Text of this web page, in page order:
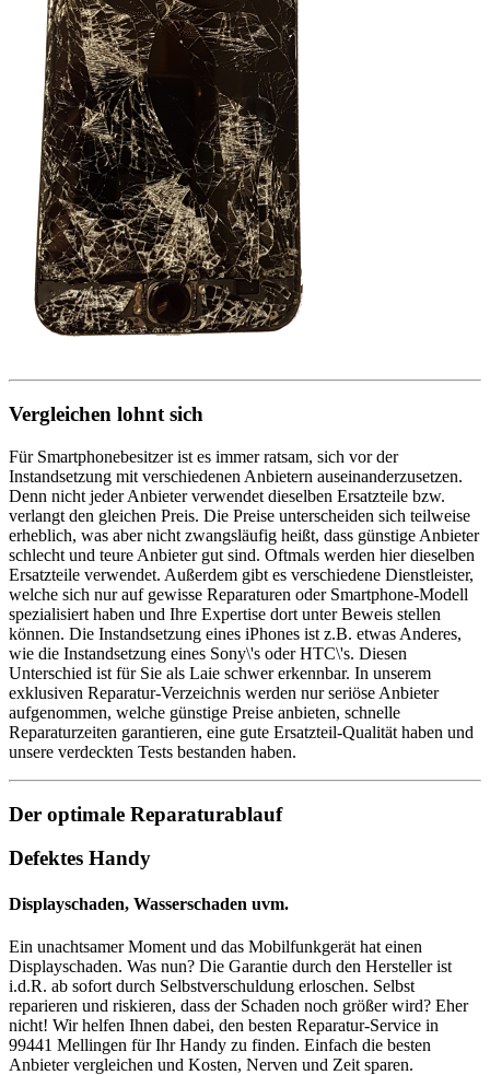
Vergleichen lohnt sich
Für Smartphonebesitzer ist es immer ratsam, sich vor der
Instandsetzung mit verschiedenen Anbietern auseinanderzusetzen.
Denn nicht jeder Anbieter verwendet dieselben Ersatzteile bzw.
verlangt den gleichen Preis. Die Preise unterscheiden sich teilweise
erheblich, was aber nicht zwangsläufig heißt, dass günstige Anbieter
schlecht und teure Anbieter gut sind. Oftmals werden hier dieselben
Ersatzteile verwendet. Außerdem gibt es verschiedene Dienstleister,
welche sich nur auf gewisse Reparaturen oder Smartphone-Modell
spezialisiert haben und Ihre Expertise dort unter Beweis stellen
können. Die Instandsetzung eines iPhones ist z.B. etwas Anderes,
wie die Instandsetzung eines Sony\'s oder HTC\'s. Diesen
Unterschied ist für Sie als Laie schwer erkennbar. In unserem
exklusiven Reparatur-Verzeichnis werden nur seriöse Anbieter
aufgenommen, welche günstige Preise anbieten, schnelle
Reparaturzeiten garantieren, eine gute Ersatzteil-Qualität haben und
unsere verdeckten Tests bestanden haben.
Der optimale Reparaturablauf
Defektes Handy
Displayschaden, Wasserschaden uvm.
Ein unachtsamer Moment und das Mobilfunkgerät hat einen
Displayschaden. Was nun? Die Garantie durch den Hersteller ist
i.d.R. ab sofort durch Selbstverschuldung erloschen. Selbst
reparieren und riskieren, dass der Schaden noch größer wird? Eher
nicht! Wir helfen Ihnen dabei, den besten Reparatur-Service in
99441 Mellingen für Ihr Handy zu finden. Einfach die besten
Anbieter vergleichen und Kosten, Nerven und Zeit sparen.